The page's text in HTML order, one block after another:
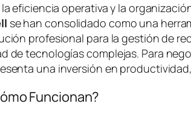
eficiencia operativa y la
se han consolidado como una
profesional para la gestión de
tecnologías complejas. Para
una inversión en
Funcionan?